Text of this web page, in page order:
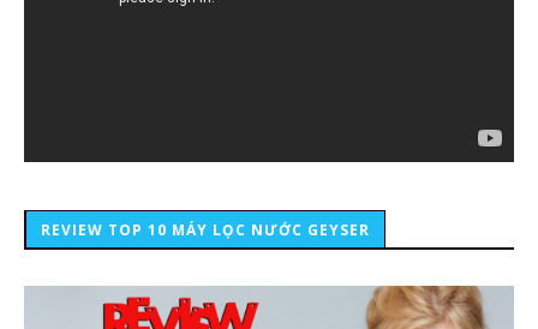
REVIEW TOP 10 MÁY LỌC NƯỚC GEYSER